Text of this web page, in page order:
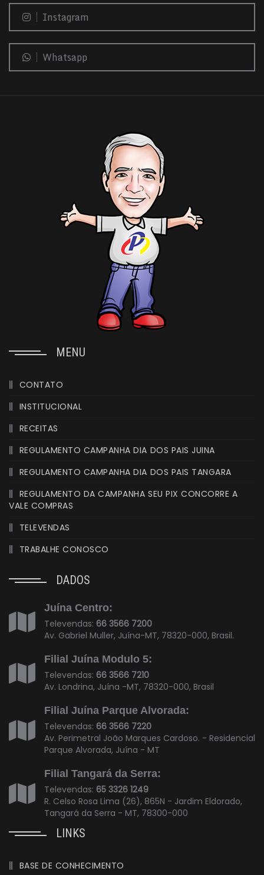
Instagram
Whatsapp
MENU
CONTATO
INSTITUCIONAL
RECEITAS
REGULAMENTO CAMPANHA DIA DOS PAIS JUINA
REGULAMENTO CAMPANHA DIA DOS PAIS TANGARA
REGULAMENTO DA CAMPANHA SEU PIX CONCORRE A
VALE COMPRAS
TELEVENDAS
TRABALHE CONOSCO
DADOS
Juína Centro:
Televendas: 66 3566 7200
Av. Gabriel Muller, Juína-MT, 78320-000, Brasil.
Filial Juína Modulo 5:
Televendas: 66 3566 7210
Av. Londrina, Juína -MT, 78320-000, Brasil
Filial Juína Parque Alvorada:
Televendas: 66 3566 7220
Av. Perimetral João Marques Cardoso. - Residencial
Parque Alvorada, Juína - MT
Filial Tangará da Serra:
Televendas: 65 3326 1249
R. Celso Rosa Lima (26), 865N - Jardim Eldorado,
Tangará da Serra - MT, 78300-000
LINKS
BASE DE CONHECIMENTO